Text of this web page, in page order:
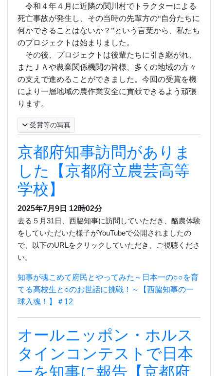
令和４年４月に近隣の関川村でトラクターによる
死亡事故が発生し、その当時の先輩方の“自分たちに
何かできることはないか？”という言葉から、私たち
のプロジェクトは始まりました。
その後、プロジェクトは後輩たちに引き継がれ、
またＪＡや農業関係機関の皆様、多くの地域の方々
の支えで進めることができました。今回の受賞を機
により一層地域の農作業安全に貢献できるよう頑張
ります。
受賞等の写真
京都府知事訪問がありま
した【京都府立農芸高等
学校】
2025年7月9日 12時02分
去る５月 31 日、西脇知事に訪問していただき、酪農体験
をしていただいた様子がYouTubeで公開されましたの
で、
以下のURLをクリックしていただき、ご視聴くださ
い。
知事が魂こめて府民とやってみた～日本一の○○を育
てる高校生と○のお世話に挑戦！～【西脇知事の一
球入魂！】＃12
オールニッポン・ホルス
タインコンテストで日本
一を知事に報告【京都府